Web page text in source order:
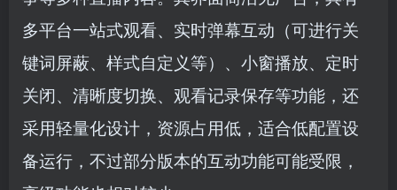
多平台一站式观看、实时弹幕互动（可进行关
键词屏蔽、样式自定义等）、小窗播放、定时
关闭、清晰度切换、观看记录保存等功能，还
采用轻量化设计，资源占用低，适合低配置设
备运行，不过部分版本的互动功能可能受限，